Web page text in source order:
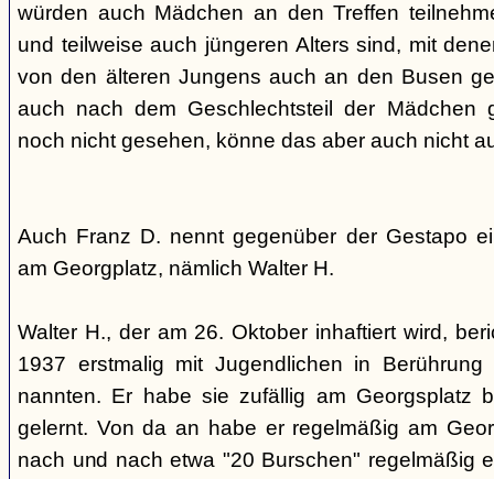
würden auch Mädchen an den Treffen
und teilweise auch jüngeren Alters sind, mit
von den älteren Jungens auch an den Busen
auch nach dem Geschlechtsteil der Mädchen
noch nicht gesehen, könne das aber auch nicht
Auch Franz D. nennt gegenüber der Gestapo
am Georgplatz, nämlich Walter H.
Walter H., der am 26. Oktober inhaftiert wird,
1937 erstmalig mit Jugendlichen in
nannten. Er habe sie zufällig am Georgsplatz
gelernt. Von da an habe er regelmäßig am
nach und nach etwa "20 Burschen" regelmäßig